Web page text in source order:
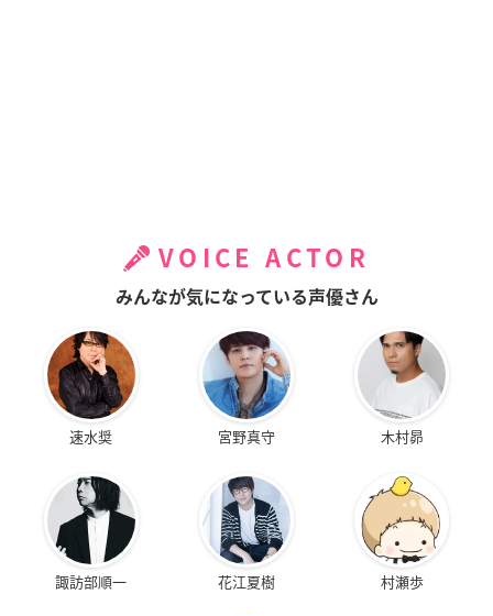
VOICE ACTOR
みんなが気になっている声優さん
速水奨 宮野真守 木村昴
諏訪部順一 花江夏樹 村瀬歩